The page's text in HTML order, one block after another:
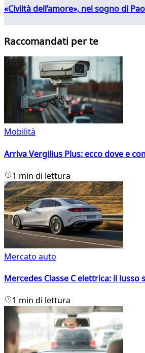
«Civiltà dell’amore», nel sogno di
Raccomandati per te
Mobilità
Arriva Vergilius Plus: ecco dove e
1 min di lettura
Mercato auto
Mercedes Classe C elettrica: il
1 min di lettura